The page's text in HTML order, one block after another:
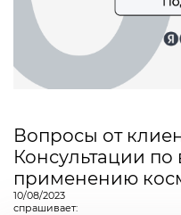
Вопросы от
Консультации по
применению
10/08/2023
спрашивает: